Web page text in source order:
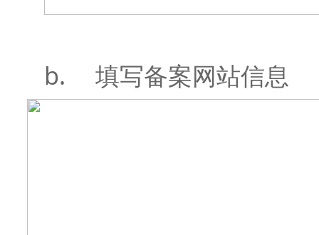
b. 填写备案网站信息